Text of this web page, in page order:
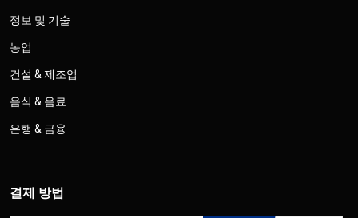
정보 및 기술
농업
건설 & 제조업
음식 & 음료
은행 & 금융
결제 방법